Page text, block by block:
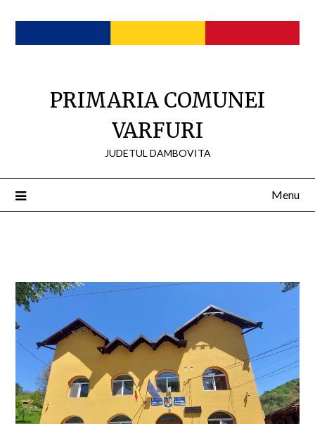
content
PRIMARIA COMUNEI
VARFURI
JUDETUL DAMBOVITA
Menu